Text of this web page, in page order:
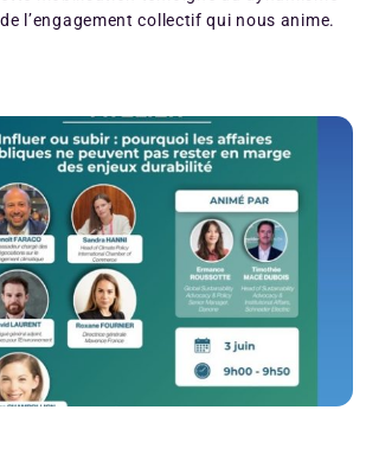
l’engagement collectif qui nous anime.